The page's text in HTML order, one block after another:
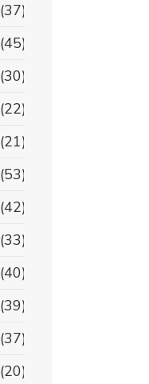
(37)
(45)
(30)
(22)
(21)
(53)
(42)
(33)
(40)
(39)
(37)
(20)